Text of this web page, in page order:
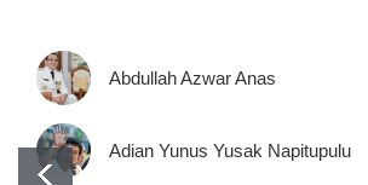
Abdullah Azwar Anas
Adian Yunus Yusak Napitupulu